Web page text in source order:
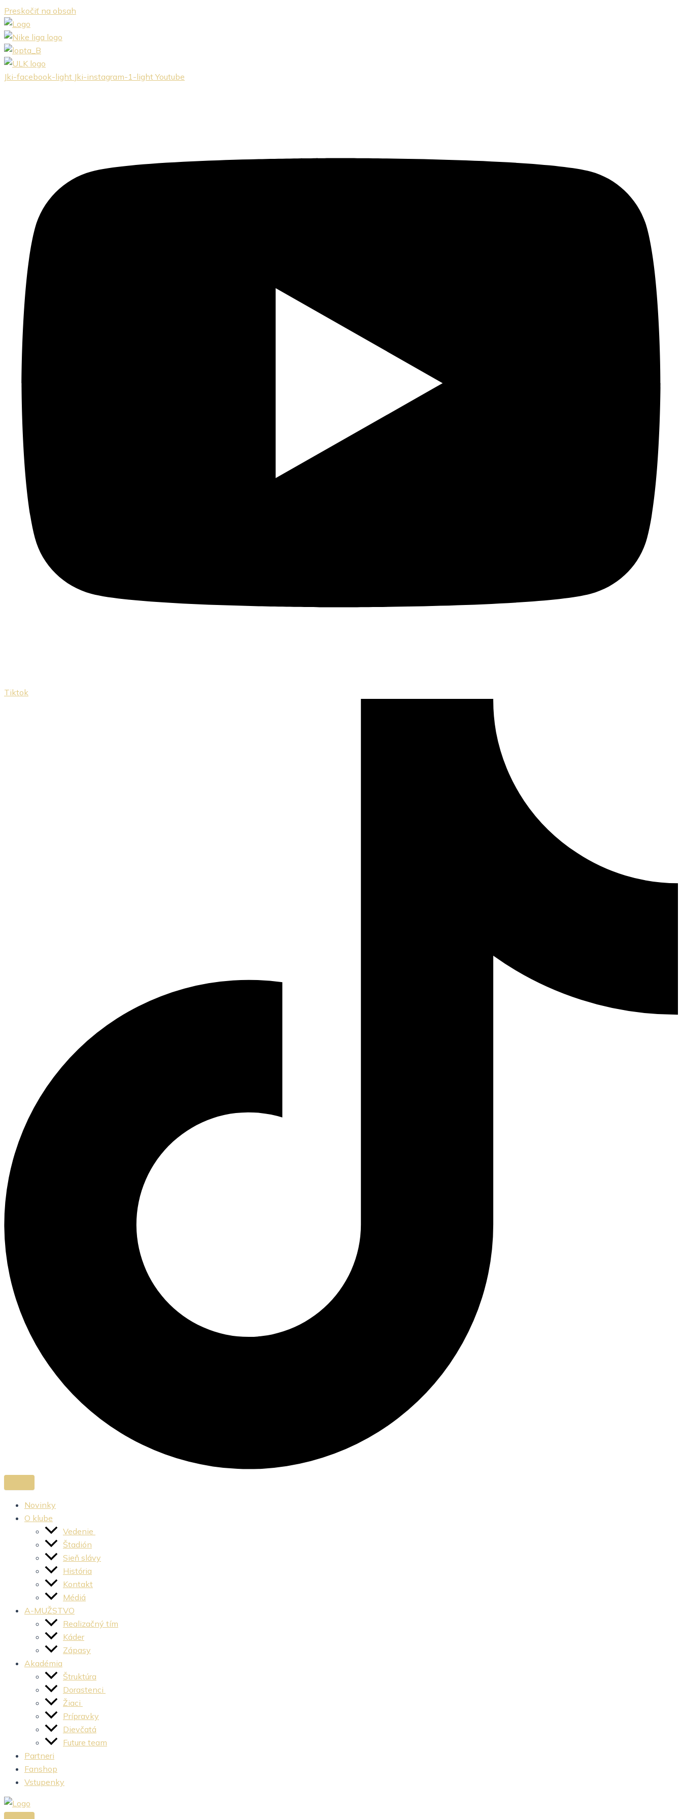
Preskočiť na obsah
Jki-facebook-light Jki-instagram-1-light Youtube
Tiktok
Novinky
O klube
Vedenie
Štadión
Sieň slávy
História
Kontakt
Médiá
A-MUŽSTVO
Realizačný tím
Káder
Zápasy
Akadémia
Štruktúra
Dorastenci
Žiaci
Prípravky
Dievčatá
Future team
Partneri
Fanshop
Vstupenky